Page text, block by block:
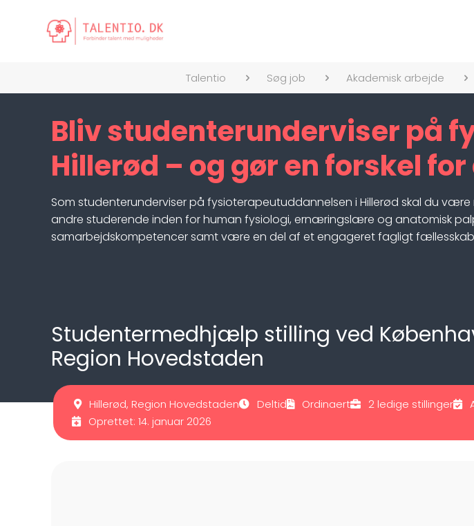
Talentio Søg job Akademisk arbejde
Bliv studenterunderviser på
Hillerød – og gør en forskel
Som studenterunderviser på fysioterapeutuddannelsen i Hillerød skal du
andre studerende inden for human fysiologi, ernæringslære og anatomisk
samarbejdskompetencer samt være en del af et engageret fagligt
Studentermedhjælp stilling ved
Region Hovedstaden
Hillerød, Region Hovedstaden Deltid Ordinaert 2 ledige stillinger
Oprettet: 14. januar 2026